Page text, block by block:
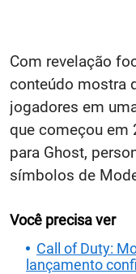
Com revelação
conteúdo mostra
jogadores em
que começou em
para Ghost,
símbolos de
Você precisa ver
Call of Duty:
lançamento